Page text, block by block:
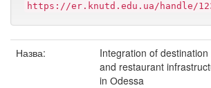
https://er.knutd.edu.ua/handle/
Назва:
Integration of
and restaurant
in Оdessa